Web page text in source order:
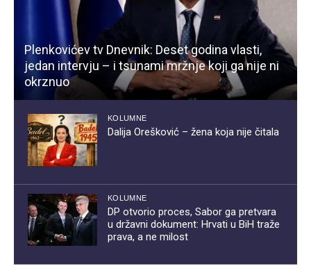
Plenkovićev tv Dnevnik: Deset godina vlasti,
jedan intervju – i tsunami mržnje koji ga nije ni
okrznuo
KOLUMNE
Dalija Orešković – žena koja nije čitala
KOLUMNE
DP otvorio proces, Sabor ga pretvara
u državni dokument: Hrvati u BiH traže
prava, a ne milost